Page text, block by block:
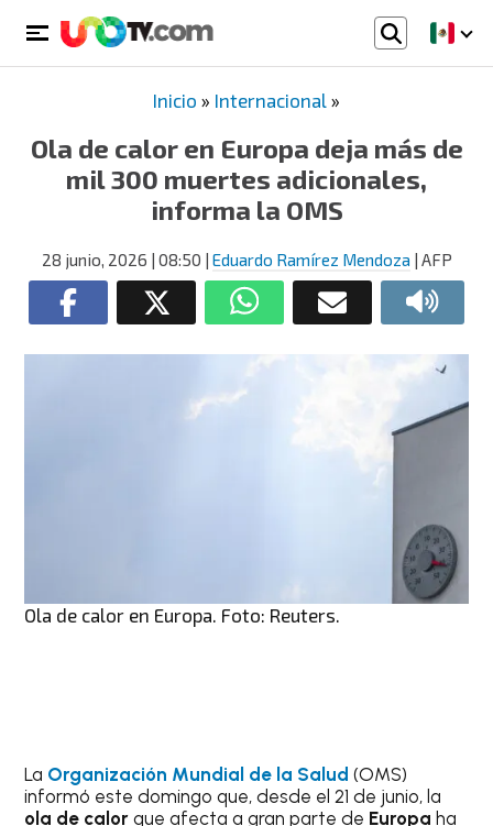
Inicio » Internacional »
Ola de calor en Europa deja más de
mil 300 muertes adicionales,
informa la OMS
28 junio, 2026 | 08:50 | Eduardo Ramírez Mendoza | AFP
Ola de calor en Europa. Foto: Reuters.
La Organización Mundial de la Salud (OMS)
informó este domingo que, desde el 21 de junio, la
ola de calor que afecta a gran parte de Europa ha